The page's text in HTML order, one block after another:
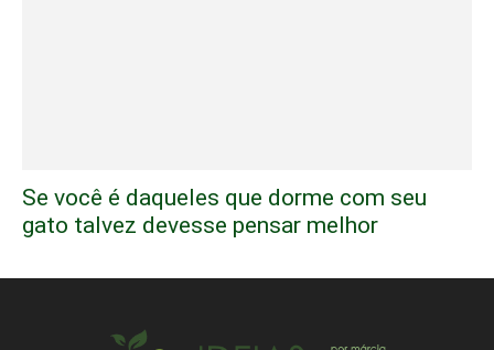
Se você é daqueles que dorme com seu
gato talvez devesse pensar melhor